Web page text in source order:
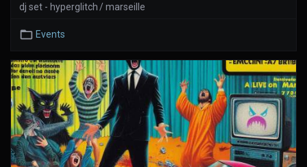
dj set - hyperglitch / marseille
Events